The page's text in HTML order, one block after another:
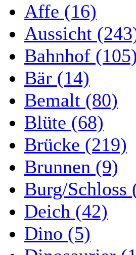
Affe (16)
Aussicht
Bahnhof (105)
Bär (14)
Bemalt (80)
Blüte (68)
Brücke (219)
Brunnen (9)
Burg/Schloss
Deich (42)
Dino (5)